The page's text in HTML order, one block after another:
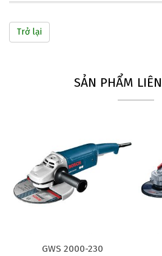
Trở lại
SẢN PHẨM
GWS 2000-230